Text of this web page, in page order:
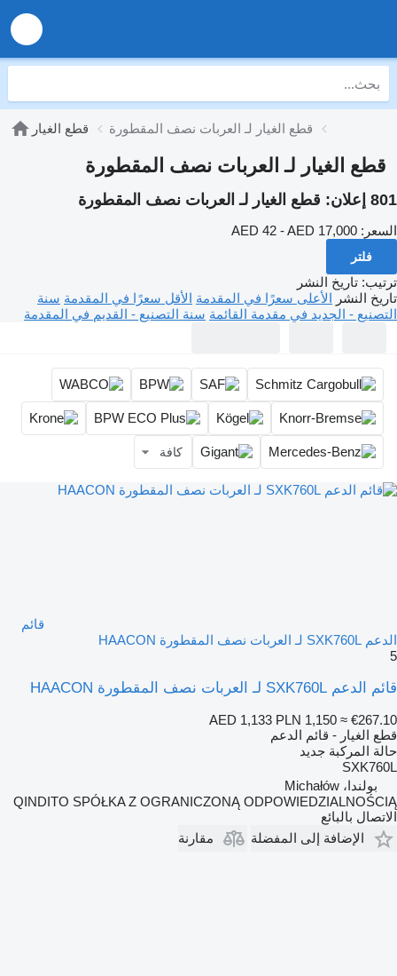
قطع الغيار قطع الغيار لـ العربات نصف المقطورة
قطع الغيار لـ العربات نصف المقطورة
801 إعلان: قطع الغيار لـ العربات نصف المقطورة
السعر: AED 42 - AED 17,000
فلتر
ترتيب: تاريخ النشر
تاريخ النشر الأعلى سعرًا في المقدمة الأقل سعرًا في المقدمة سنة
التصنيع - الجديد في مقدمة القائمة سنة التصنيع - القديم في المقدمة
كافة
قائم
الدعم SXK760L لـ العربات نصف المقطورة HAACON
5
قائم الدعم SXK760L لـ العربات نصف المقطورة HAACON
AED 1,133 PLN 1,150 ≈ €267.10
قطع الغيار - قائم الدعم
حالة المركبة جديد
SXK760L
بولندا، Michałów
QINDITO SPÓŁKA Z OGRANICZONĄ ODPOWIEDZIALNOŚCIĄ
الاتصال بالبائع
الإضافة إلى المفضلة
مقارنة